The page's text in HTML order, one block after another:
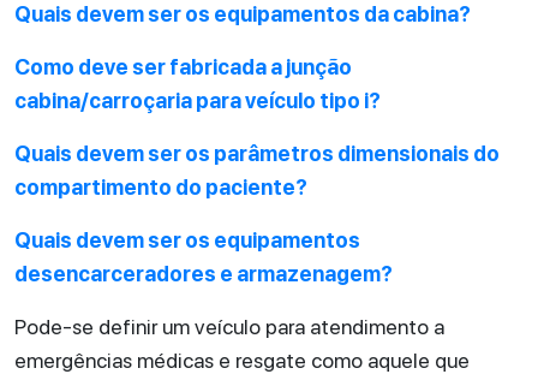
Quais devem ser os equipamentos da cabina?
Como deve ser fabricada a junção
cabina/carroçaria para veículo tipo i?
Quais devem ser os parâmetros dimensionais do
compartimento do paciente?
Quais devem ser os equipamentos
desencarceradores e armazenagem?
Pode-se definir um veículo para atendimento a
emergências médicas e resgate como aquele que